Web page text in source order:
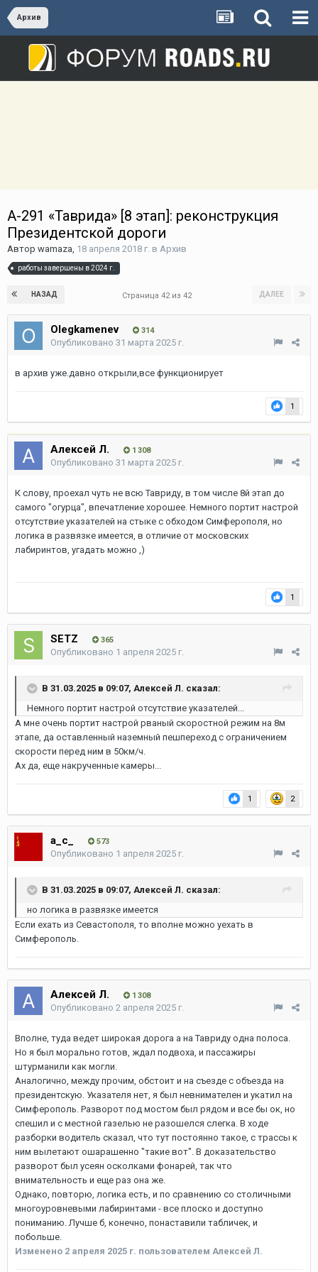
Архив
А-291 «Таврида» [8 этап]: реконструкция
Президентской дороги
Автор wamaza, 18 апреля 2018 г. в Архив
работы завершены в 2024 г.
НАЗАД ДАЛЕЕ
Страница 42 из 42
Olegkamenev 314
Опубликовано 31 марта 2025 г.
в архив уже.давно открыли,все функционирует
1
Алексей Л. 1 308
Опубликовано 31 марта 2025 г.
К слову, проехал чуть не всю Тавриду, в том числе 8й этап до
самого "огурца", впечатление хорошее. Немного портит настрой
отсутствие указателей на стыке с обходом Симферополя, но
логика в развязке имеется, в отличие от московских
лабиринтов, угадать можно ,)
1
SETZ 365
Опубликовано 1 апреля 2025 г.
В 31.03.2025 в 09:07, Алексей Л. сказал:
Немного портит настрой отсутствие указателей...
А мне очень портит настрой рваный скоростной режим на 8м
этапе, да оставленный наземный пешпереход с ограничением
скорости перед ним в 50км/ч.
Ах да, еще накрученные камеры...
1 2
a_c_ 573
Опубликовано 1 апреля 2025 г.
В 31.03.2025 в 09:07, Алексей Л. сказал:
но логика в развязке имеется
Если ехать из Севастополя, то вполне можно уехать в
Симферополь.
Алексей Л. 1 308
Опубликовано 2 апреля 2025 г.
Вполне, туда ведет широкая дорога а на Тавриду одна полоса.
Но я был морально готов, ждал подвоха, и пассажиры
штурманили как могли.
Аналогично, между прочим, обстоит и на съезде с объезда на
президентскую. Указателя нет, я был невнимателен и укатил на
Симферополь. Разворот под мостом был рядом и все бы ок, но
спешил и с местной газелью не разошелся слегка. В ходе
разборки водитель сказал, что тут постоянно такое, с трассы к
ним вылетают ошарашенно "такие вот". В доказательство
разворот был усеян осколками фонарей, так что
внимательность и еще раз она же.
Однако, повторю, логика есть, и по сравнению со столичными
многоуровневыми лабиринтами - все плоско и доступно
пониманию. Лучше б, конечно, понаставили табличек, и
побольше.
Изменено 2 апреля 2025 г. пользователем Алексей Л.